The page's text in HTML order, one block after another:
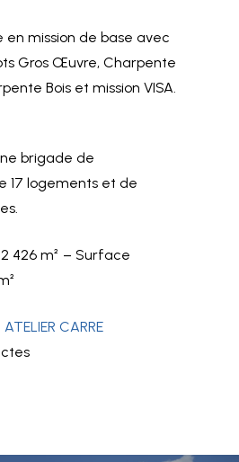
en mission de base avec
Gros Œuvre, Charpente
Bois et mission VISA.
brigade de
17 logements et de
426 m² – Surface
ATELIER CARRE